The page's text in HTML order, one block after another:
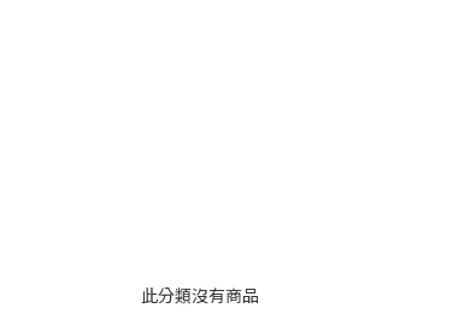
此分類沒有商品